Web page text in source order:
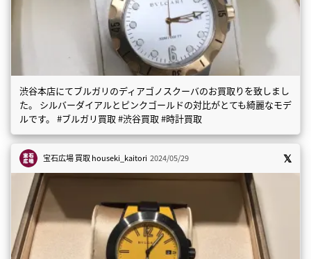
渋谷本店にてブルガリのディアゴノスクーバのお買取りを致しまし
た。 シルバーダイアルとピンクゴールドの対比がとても綺麗なモデ
ルです。 #ブルガリ買取 #渋谷買取 #時計買取
宝石広場 買取houseki_kaitori 2024/05/29